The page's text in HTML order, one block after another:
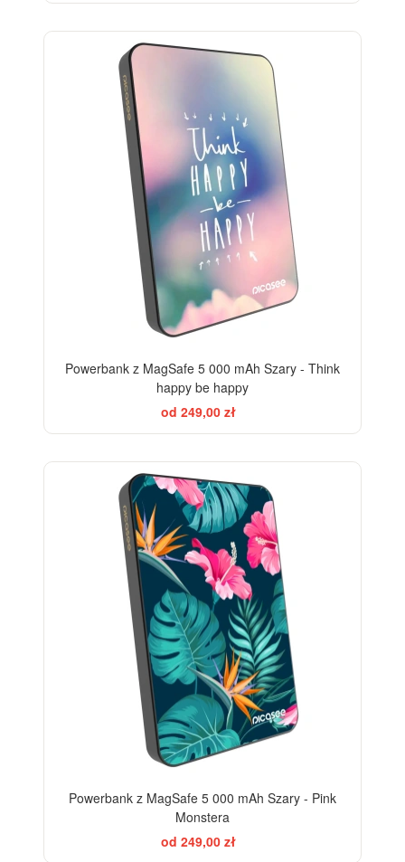
Powerbank z MagSafe 5 000 mAh Szary - Think
happy be happy
od 249,00 zł
Powerbank z MagSafe 5 000 mAh Szary - Pink
Monstera
od 249,00 zł